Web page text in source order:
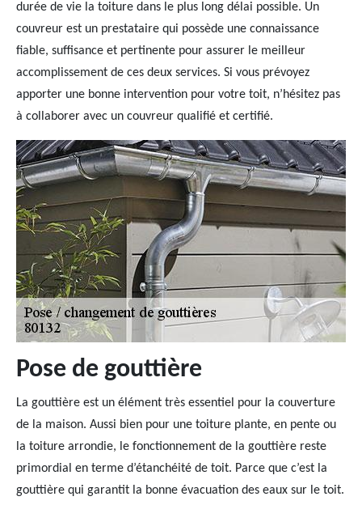
durée de vie la toiture dans le plus long délai possible. Un
couvreur est un prestataire qui possède une connaissance
fiable, suffisance et pertinente pour assurer le meilleur
accomplissement de ces deux services. Si vous prévoyez
apporter une bonne intervention pour votre toit, n’hésitez pas
à collaborer avec un couvreur qualifié et certifié.
Pose de gouttière
La gouttière est un élément très essentiel pour la couverture
de la maison. Aussi bien pour une toiture plante, en pente ou
la toiture arrondie, le fonctionnement de la gouttière reste
primordial en terme d’étanchéité de toit. Parce que c’est la
gouttière qui garantit la bonne évacuation des eaux sur le toit.